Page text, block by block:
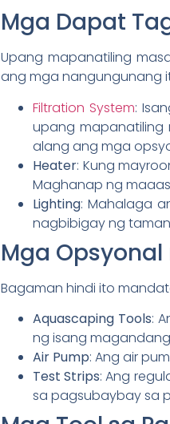
Mga Dapat
Upang mapanatiling
ang mga nangungunang
Filtration System:
upang mapanatiling
alang ang mga
Heater: Kung
Maghanap ng
Lighting: Mahalaga
nagbibigay ng
Mga
Bagaman hindi ito
Aquascaping Tools:
ng isang
Air Pump: Ang air
Test Strips: Ang
sa pagsubaybay sa